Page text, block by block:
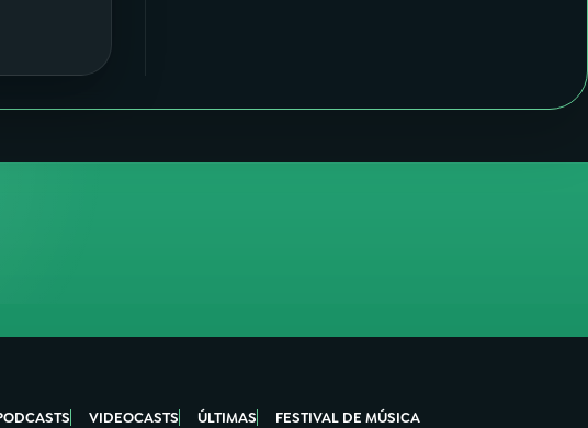
VIDEOCASTS ÚLTIMAS FESTIVAL DE MÚSICA